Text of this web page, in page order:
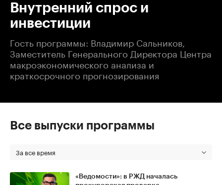
Внутренний спрос и
инвестиции
Гость программы: Владимир Сальников,
Заместитель Генерального Директора Центра
макроэкономического анализа и
краткосрочного прогнозирования
Все выпуски программы
За все время
«Ведомости»: в РЖД началась